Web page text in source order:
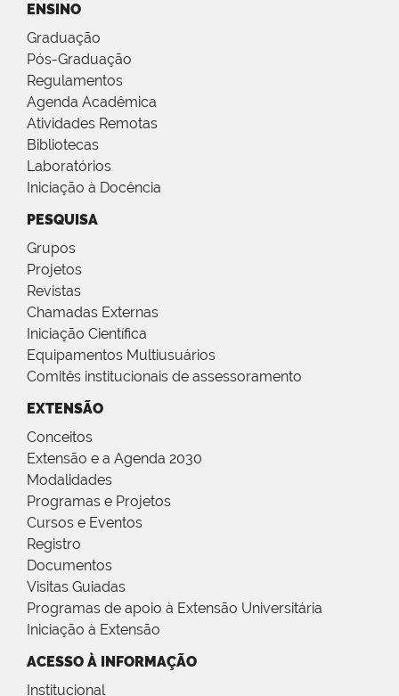
ENSINO
Graduação
Pós-Graduação
Regulamentos
Agenda Acadêmica
Atividades Remotas
Bibliotecas
Laboratórios
Iniciação à Docência
PESQUISA
Grupos
Projetos
Revistas
Chamadas Externas
Iniciação Científica
Equipamentos Multiusuários
Comitês institucionais de assessoramento
EXTENSÃO
Conceitos
Extensão e a Agenda 2030
Modalidades
Programas e Projetos
Cursos e Eventos
Registro
Documentos
Visitas Guiadas
Programas de apoio à Extensão Universitária
Iniciação à Extensão
ACESSO À INFORMAÇÃO
Institucional